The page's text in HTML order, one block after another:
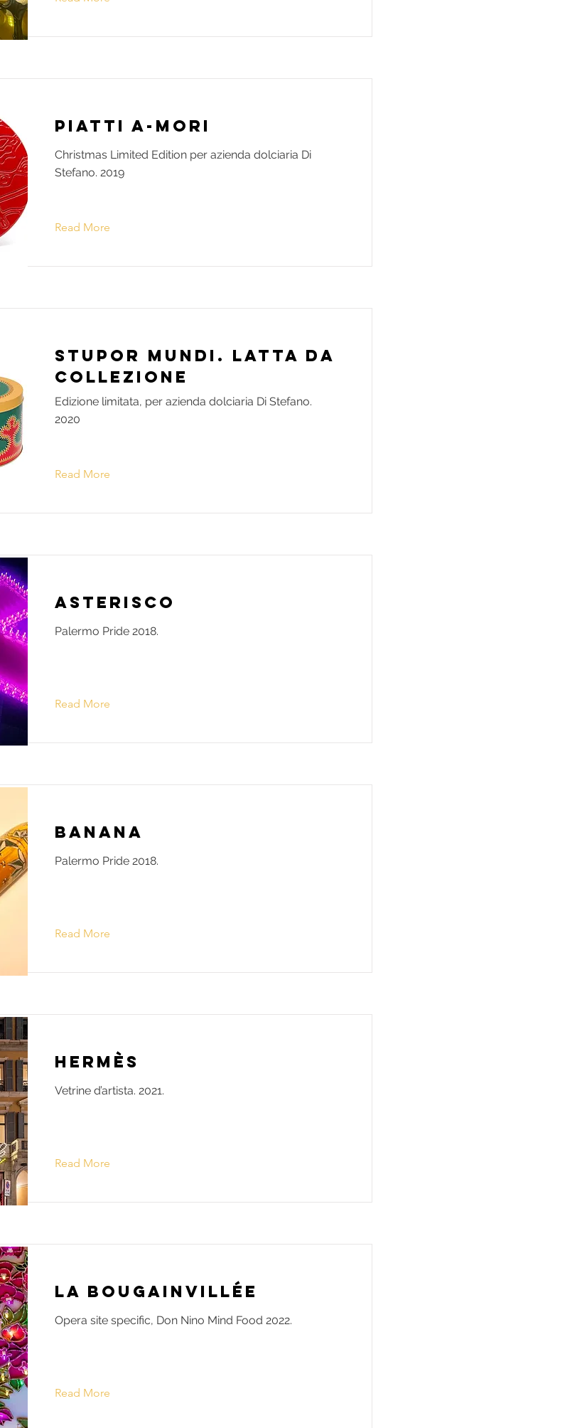
Piatti A-Mori
Christmas Limited Edition per azienda dolciaria Di
Stefano. 2019
Read More
Stupor Mundi. Latta da
Collezione
Edizione limitata, per azienda dolciaria Di Stefano.
2020
Read More
Asterisco
Palermo Pride 2018.
Read More
Banana
Palermo Pride 2018.
Read More
Hermès
Vetrine d’artista. 2021.
Read More
La Bougainvillée
Opera site specific, Don Nino Mind Food 2022.
Read More